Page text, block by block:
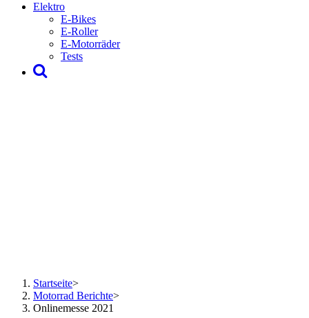
Elektro
E-Bikes
E-Roller
E-Motorräder
Tests
Startseite>
Motorrad Berichte>
Onlinemesse 2021